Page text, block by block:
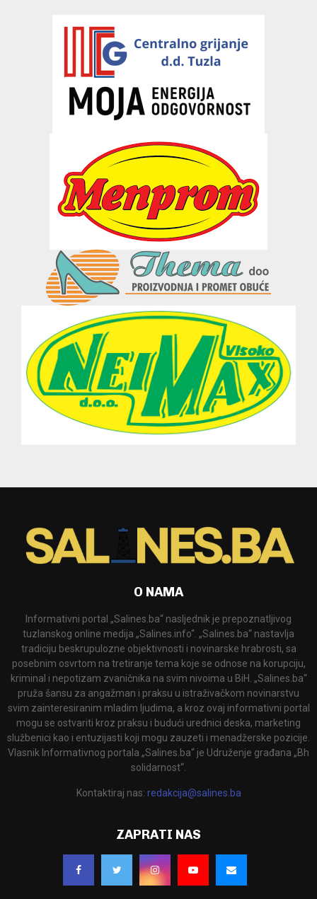
O NAMA
Informativni portal „Salines.ba“ nasljednik je prepoznatljivog
tuzlanskog online medija „Salines.info“. „Salines.ba“ nastavlja
tradiciju beskrupulozne objektivnosti i novinarske hrabrosti, sa
posebnim osvrtom na tretiranje tema koje se odnose na korupciju,
kriminal i nepotizam zvaničnika na svim nivoima u BiH. „Salines.ba“
pruža šansu za angažman i praksu u istraživačkom novinarstvu
svim zainteresiranim mladim ljudima, a kroz ovaj informativni portal
mogu se ostvariti kroz praksu i budući urednici deska, marketing
službenici kao i entuzijasti koji mogu zauzeti i menadžerske pozicije.
Vlasnik Informativnog portala „Salines.ba“ je Udruženje građana „Bh
solidarnost“.
Kontaktiraj nas: redakcija@salines.ba
ZAPRATI NAS